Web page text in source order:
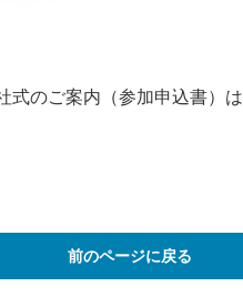
式のご案内（参加申込書）は
前のページに戻る